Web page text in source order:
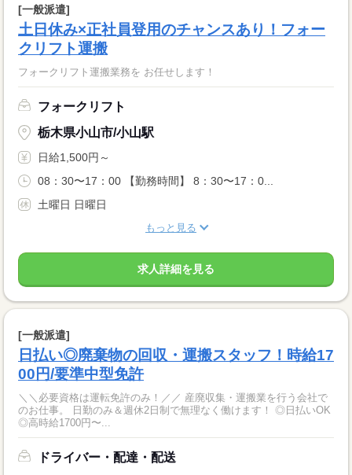
[一般派遣]
土日休み×正社員登用のチャンスあり！フォー
クリフト運搬
フォークリフト運搬業務を お任せします！
フォークリフト
栃木県小山市/小山駅
日給1,500円～
08：30〜17：00 【勤務時間】 8：30〜17：0...
土曜日 日曜日
もっと見る
求人詳細を見る
[一般派遣]
日払い◎廃棄物の回収・運搬スタッフ！時給17
00円/要準中型免許
＼＼必要資格は運転免許のみ！／／ 産廃収集・運搬業を行う会社で
のお仕事。 日勤のみ＆週休2日制で無理なく働けます！ ◎日払いOK
◎高時給1700円〜...
ドライバー・配達・配送